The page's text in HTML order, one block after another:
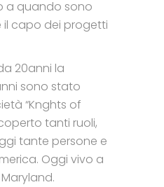
a quando sono
il capo dei progetti
20anni la
sono stato
“Knghts of
tanti ruoli,
tante persone e
Oggi vivo a